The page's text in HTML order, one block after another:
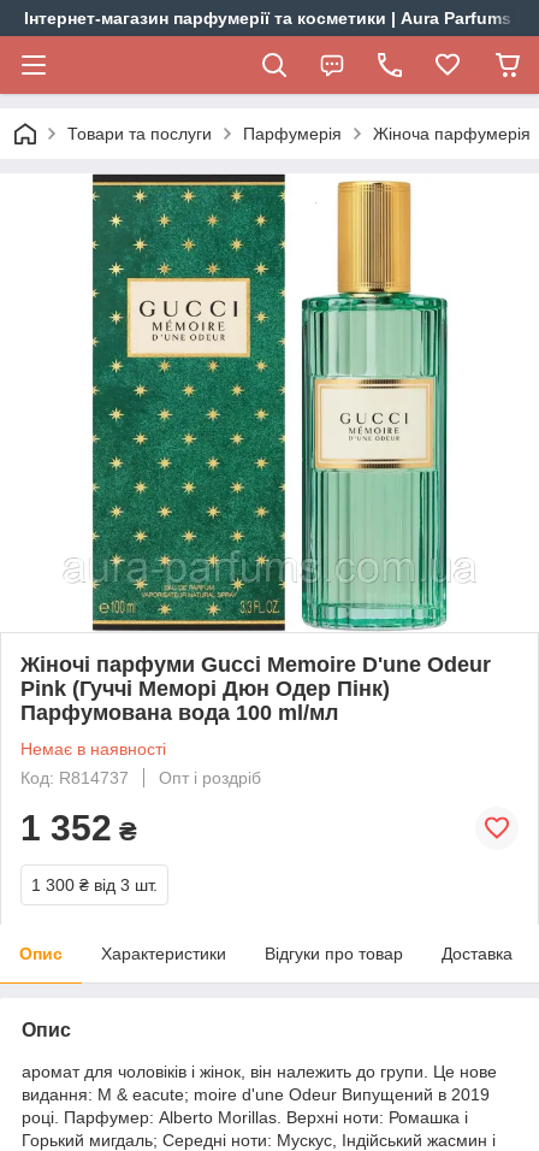
Інтернет-магазин парфумерії та косметики | Aura Parfums
Товари та послуги Парфумерія Жіноча парфумерія
Жіночі парфуми Gucci Memoire D'une Odeur
Pink (Гуччі Меморі Дюн Одер Пінк)
Парфумована вода 100 ml/мл
Немає в наявності
Код: R814737
Опт і роздріб
1 352 ₴
1 300 ₴ від 3 шт.
Опис Характеристики Відгуки про товар Доставка
Опис
аромат для чоловіків і жінок, він належить до групи. Це нове
видання: M & eacute; moire d'une Odeur Випущений в 2019
році. Парфумер: Alberto Morillas. Верхні ноти: Ромашка і
Горький мигдаль; Середні ноти: Мускус, Індійський жасмин і